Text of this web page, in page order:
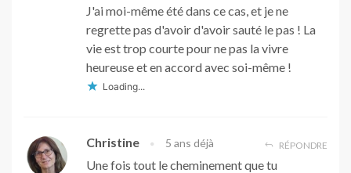
J'ai moi-même été dans ce cas, et je ne
regrette pas d'avoir d'avoir sauté le pas ! La
vie est trop courte pour ne pas la vivre
heureuse et en accord avec soi-même !
Loading...
Christine 5 ans déjà RÉPONDRE
Une fois tout le cheminement que tu